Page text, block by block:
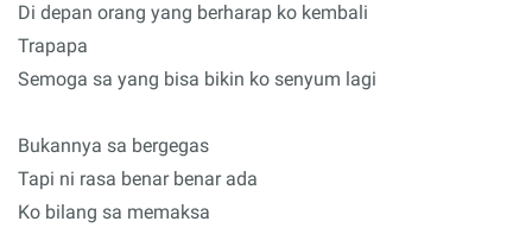
Di depan orang yang berharap ko kembali
Trapapa
Semoga sa yang bisa bikin ko senyum lagi
Bukannya sa bergegas
Tapi ni rasa benar benar ada
Ko bilang sa memaksa